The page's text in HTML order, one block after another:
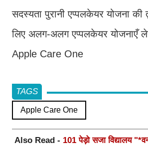
सदस्यता पुरानी एप्पलकेयर योजना
लिए अलग-अलग एप्पलकेयर योजनाएँ
Apple Care One
TAGS
Apple Care One
Also Read - 101 पेड़ो सजा विद्यालय